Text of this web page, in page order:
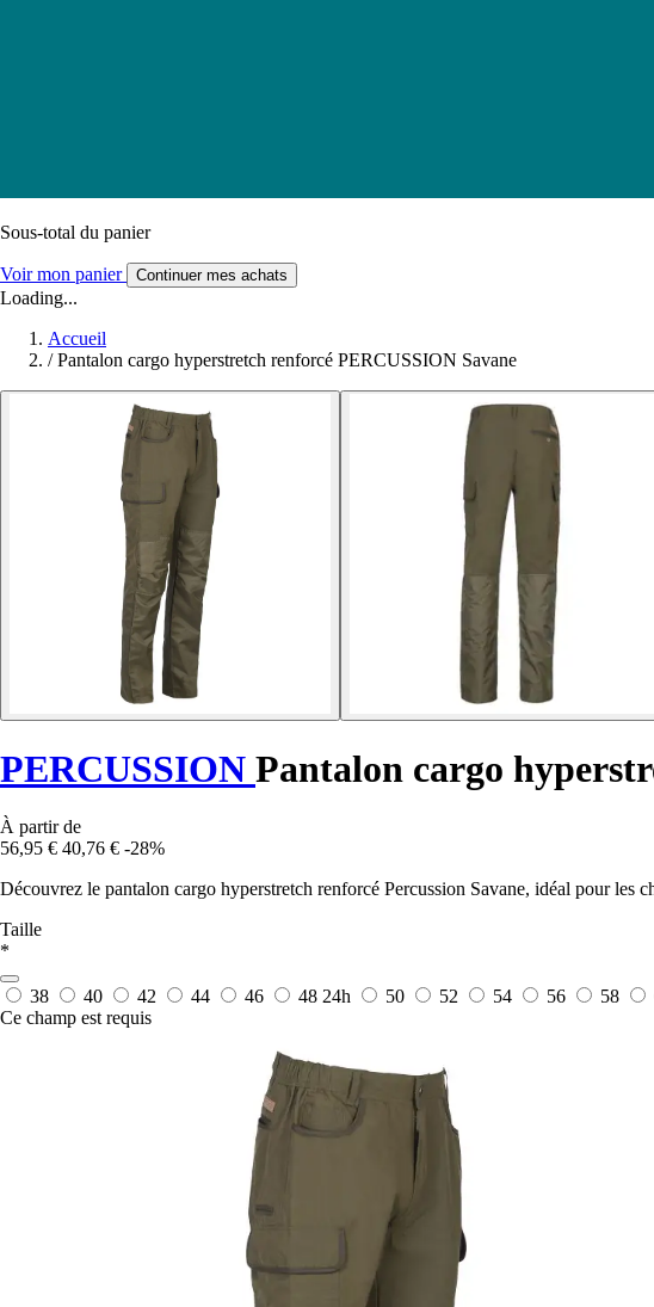
Sous-total du panier
Voir mon panier Continuer mes achats
Loading...
Accueil
/ Pantalon cargo hyperstretch renforcé PERCUSSION Savane
PERCUSSION Pantalon cargo
À partir de
56,95 € 40,76 € -28%
Découvrez le pantalon cargo hyperstretch renforcé Percussion Savane, idéal pour les
Taille
*
38 40 42 44 46 48 24h 50 52 54 56 58
Ce champ est requis